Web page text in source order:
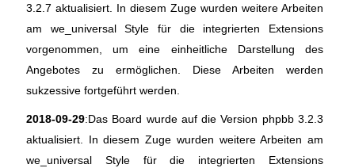
3.2.7 aktualisiert. In diesem Zuge wurden weitere Arbeiten
am we_universal Style für die integrierten Extensions
vorgenommen, um eine einheitliche Darstellung des
Angebotes zu ermöglichen. Diese Arbeiten werden
sukzessive fortgeführt werden.
2018-09-29:Das Board wurde auf die Version phpbb 3.2.3
aktualisiert. In diesem Zuge wurden weitere Arbeiten am
we_universal Style für die integrierten Extensions